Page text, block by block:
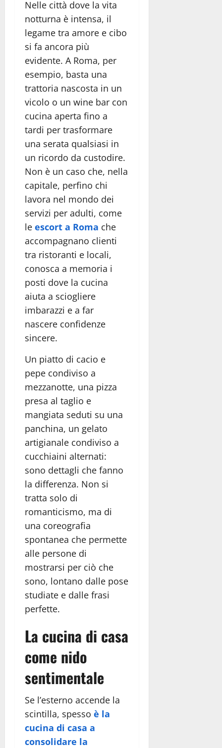
Nelle città dove la vita
notturna è intensa, il
legame tra amore e cibo
si fa ancora più
evidente. A Roma, per
esempio, basta una
trattoria nascosta in un
vicolo o un wine bar con
cucina aperta fino a
tardi per trasformare
una serata qualsiasi in
un ricordo da custodire.
Non è un caso che, nella
capitale, perfino chi
lavora nel mondo dei
servizi per adulti, come
le escort a Roma che
accompagnano clienti
tra ristoranti e locali,
conosca a memoria i
posti dove la cucina
aiuta a sciogliere
imbarazzi e a far
nascere confidenze
sincere.
Un piatto di cacio e
pepe condiviso a
mezzanotte, una pizza
presa al taglio e
mangiata seduti su una
panchina, un gelato
artigianale condiviso a
cucchiaini alternati:
sono dettagli che fanno
la differenza. Non si
tratta solo di
romanticismo, ma di
una coreografia
spontanea che permette
alle persone di
mostrarsi per ciò che
sono, lontano dalle pose
studiate e dalle frasi
perfette.
La cucina di casa
come nido
sentimentale
Se l’esterno accende la
scintilla, spesso è la
cucina di casa a
consolidare la